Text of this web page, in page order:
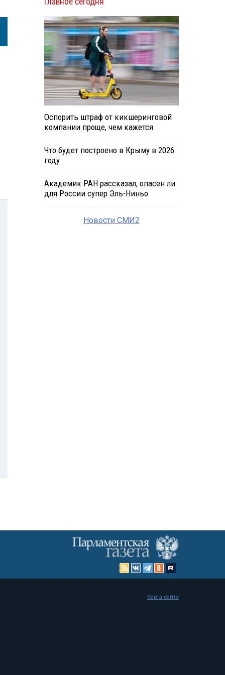
Оспорить штраф от кикшеринговой
компании проще, чем кажется
Что будет построено в Крыму в 2026
году
Академик РАН рассказал, опасен ли
для России супер Эль-Ниньо
Новости СМИ2
Карта сайта